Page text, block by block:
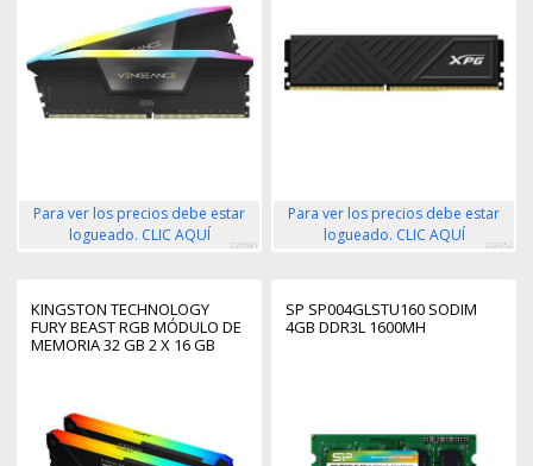
Para ver los precios debe estar
logueado. CLIC AQUÍ
226581
Para ver los precios debe estar
logueado. CLIC AQUÍ
228352
KINGSTON TECHNOLOGY
FURY BEAST RGB MÓDULO DE
MEMORIA 32 GB 2 X 16 GB
SP SP004GLSTU160 SODIM
4GB DDR3L 1600MH